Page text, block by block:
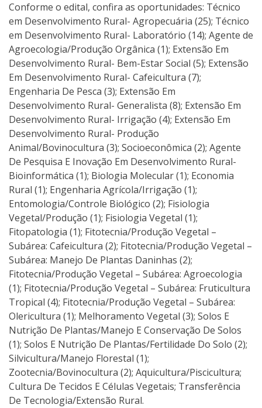
Conforme o edital, confira as oportunidades: Técnico
em Desenvolvimento Rural- Agropecuária (25); Técnico
em Desenvolvimento Rural- Laboratório (14); Agente de
Agroecologia/Produção Orgânica (1); Extensão Em
Desenvolvimento Rural- Bem-Estar Social (5); Extensão
Em Desenvolvimento Rural- Cafeicultura (7);
Engenharia De Pesca (3); Extensão Em
Desenvolvimento Rural- Generalista (8); Extensão Em
Desenvolvimento Rural- Irrigação (4); Extensão Em
Desenvolvimento Rural- Produção
Animal/Bovinocultura (3); Socioeconômica (2); Agente
De Pesquisa E Inovação Em Desenvolvimento Rural-
Bioinformática (1); Biologia Molecular (1); Economia
Rural (1); Engenharia Agrícola/Irrigação (1);
Entomologia/Controle Biológico (2); Fisiologia
Vegetal/Produção (1); Fisiologia Vegetal (1);
Fitopatologia (1); Fitotecnia/Produção Vegetal –
Subárea: Cafeicultura (2); Fitotecnia/Produção Vegetal –
Subárea: Manejo De Plantas Daninhas (2);
Fitotecnia/Produção Vegetal – Subárea: Agroecologia
(1); Fitotecnia/Produção Vegetal – Subárea: Fruticultura
Tropical (4); Fitotecnia/Produção Vegetal – Subárea:
Olericultura (1); Melhoramento Vegetal (3); Solos E
Nutrição De Plantas/Manejo E Conservação De Solos
(1); Solos E Nutrição De Plantas/Fertilidade Do Solo (2);
Silvicultura/Manejo Florestal (1);
Zootecnia/Bovinocultura (2); Aquicultura/Piscicultura;
Cultura De Tecidos E Células Vegetais; Transferência
De Tecnologia/Extensão Rural.